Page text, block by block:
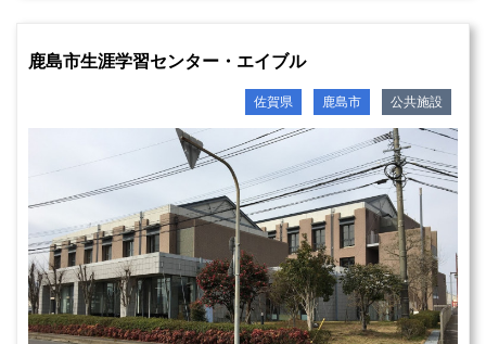
鹿島市生涯学習センター・エイブル
佐賀県 鹿島市 公共施設